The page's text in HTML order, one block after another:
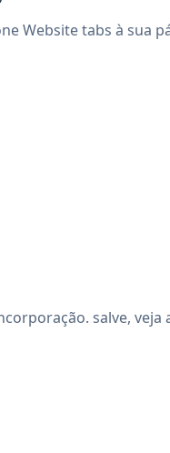
Website tabs à sua
salve, veja